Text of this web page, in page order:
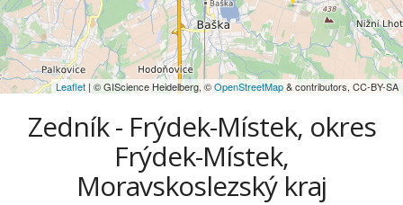
Leaflet | © GIScience Heidelberg, ©OpenStreetMap& contributors, CC-BY-SA
Zedník - Frýdek-Místek, okres
Frýdek-Místek,
Moravskoslezský kraj